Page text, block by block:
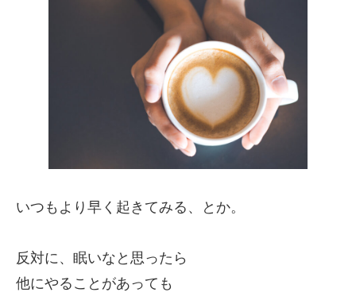
いつもより早く起きてみる、とか。
反対に、眠いなと思ったら
他にやることがあっても